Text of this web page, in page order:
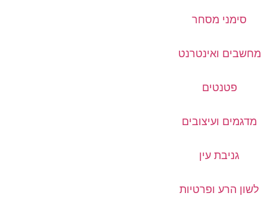
סימני מסחר
מחשבים ואינטרנט
פטנטים
מדגמים ועיצובים
גניבת עין
לשון הרע ופרטיות